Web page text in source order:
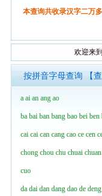
本查询共收录汉字二万
欢迎来
按拼音字母查询 【
a ai an ang ao
ba bai ban bang bao bei ben
cai cai can cang cao ce cen
chong chou chu chuai chuan
cuo
da dai dan dang dao de deng